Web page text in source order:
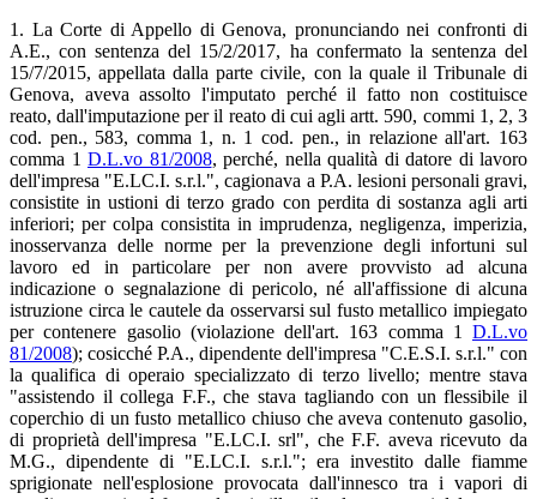
1. La Corte di Appello di Genova, pronunciando nei confronti di
A.E., con sentenza del 15/2/2017, ha confermato la sentenza del
15/7/2015, appellata dalla parte civile, con la quale il Tribunale di
Genova, aveva assolto l'imputato perché il fatto non costituisce
reato, dall'imputazione per il reato di cui agli artt. 590, commi 1, 2, 3
cod. pen., 583, comma 1, n. 1 cod. pen., in relazione all'art. 163
comma 1 D.L.vo 81/2008, perché, nella qualità di datore di lavoro
dell'impresa "E.LC.I. s.r.l.", cagionava a P.A. lesioni personali gravi,
consistite in ustioni di terzo grado con perdita di sostanza agli arti
inferiori; per colpa consistita in imprudenza, negligenza, imperizia,
inosservanza delle norme per la prevenzione degli infortuni sul
lavoro ed in particolare per non avere provvisto ad alcuna
indicazione o segnalazione di pericolo, né all'affissione di alcuna
istruzione circa le cautele da osservarsi sul fusto metallico impiegato
per contenere gasolio (violazione dell'art. 163 comma 1 D.L.vo
81/2008); cosicché P.A., dipendente dell'impresa "C.E.S.I. s.r.l." con
la qualifica di operaio specializzato di terzo livello; mentre stava
"assistendo il collega F.F., che stava tagliando con un flessibile il
coperchio di un fusto metallico chiuso che aveva contenuto gasolio,
di proprietà dell'impresa "E.LC.I. srl", che F.F. aveva ricevuto da
M.G., dipendente di "E.LC.I. s.r.l."; era investito dalle fiamme
sprigionate nell'esplosione provocata dall'innesco tra i vapori di